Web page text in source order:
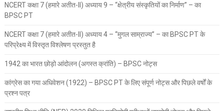
NCERT कक्षा 7 (हमारे अतीत-II) अध्याय 9 – “क्षेत्रीय संस्कृतियों का निर्माण” – का
BPSC PT
NCERT कक्षा 7 (हमारे अतीत-II) अध्याय 4 – “मुगल साम्राज्य” – का BPSC PT के
परिप्रेक्ष्य में विस्तृत विश्लेषण प्रस्तुत है
1942 का भारत छोड़ो आंदोलन (अगस्त क्रांति) – BPSC नोट्स
कांग्रेस का गया अधिवेशन (1922) – BPSC PT के लिए संपूर्ण नोट्स और पिछले वर्षों के
प्रश्न पत्र